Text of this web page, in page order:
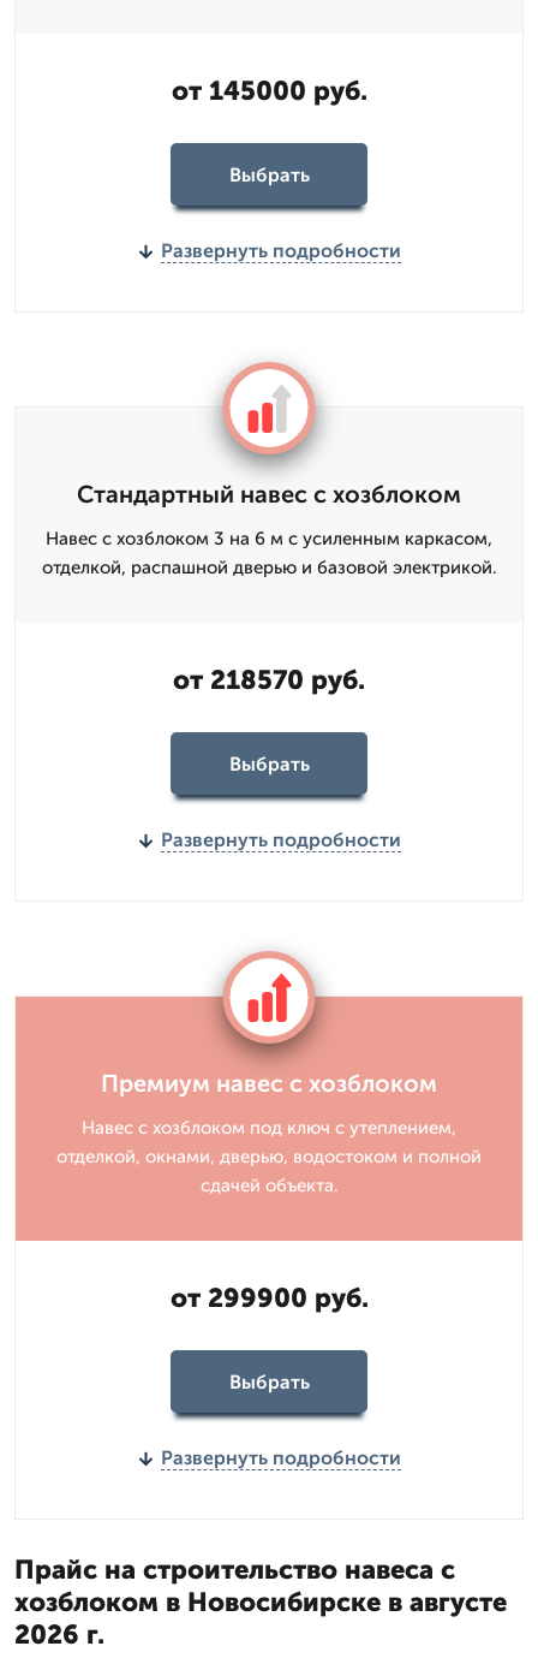
от 145000 руб.
Выбрать
Развернуть подробности
Стандартный навес с хозблоком
Навес с хозблоком 3 на 6 м с усиленным каркасом,
отделкой, распашной дверью и базовой электрикой.
от 218570 руб.
Выбрать
Развернуть подробности
Премиум навес с хозблоком
Навес с хозблоком под ключ с утеплением,
отделкой, окнами, дверью, водостоком и полной
сдачей объекта.
от 299900 руб.
Выбрать
Развернуть подробности
Прайс на строительство навеса с
хозблоком в Новосибирске в августе
2026 г.